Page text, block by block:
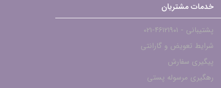
خدمات مشتریان
پشتیبانی - ۴۶۱۲۱۹۰۱-021
شرایط تعویض و گارانتی
پیگیری سفارش
رهگیری مرسوله پستی